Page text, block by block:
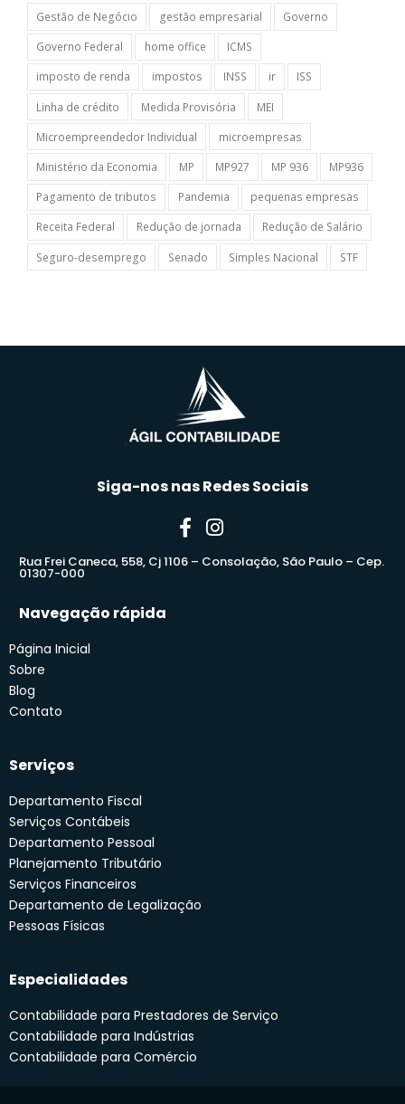
Gestão de Negócio
gestão empresarial
Governo
Governo Federal
home office
ICMS
imposto de renda
impostos INSS ir
ISS
Linha de crédito
Medida Provisória
MEI
Microempreendedor Individual
microempresas
Ministério da Economia
MP MP927 MP 936
MP936
Pagamento de tributos
Pandemia
pequenas empresas
Receita Federal
Redução de jornada
Redução de Salário
Seguro-desemprego
Senado Simples Nacional STF
Siga-nos nas Redes Sociais
Rua Frei Caneca, 558, Cj 1106 – Consolação, São Paulo – Cep.
01307-000
Navegação rápida
Página Inicial
Sobre
Blog
Contato
Serviços
Departamento Fiscal
Serviços Contábeis
Departamento Pessoal
Planejamento Tributário
Serviços Financeiros
Departamento de Legalização
Pessoas Físicas
Especialidades
Contabilidade para Prestadores de Serviço
Contabilidade para Indústrias
Contabilidade para Comércio